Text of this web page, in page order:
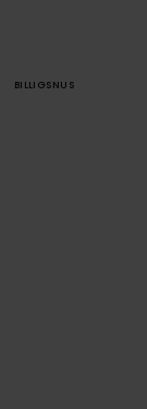
BILLIGSNUS